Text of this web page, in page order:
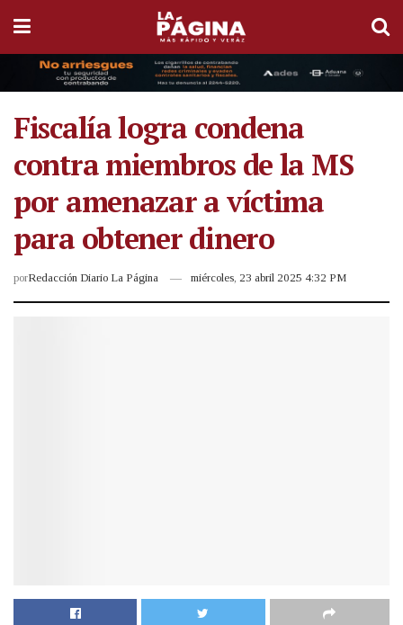
Fiscalía logra condena
contra miembros de la MS
por amenazar a víctima
para obtener dinero
porRedacción Diario La Página miércoles, 23 abril 2025 4:32 PM